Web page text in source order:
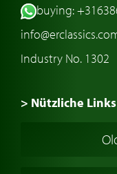
buying:
Industry No. 1302
> Nützliche Links
Oldtimers in